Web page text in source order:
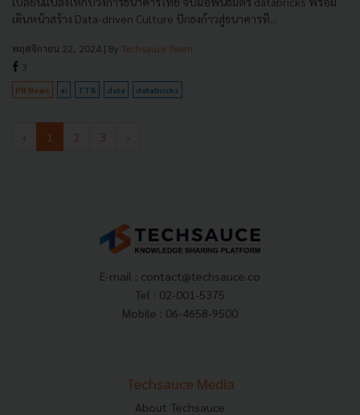
เดินหน้าสร้าง Data-driven Culture ปักธงก้าวสู่ธนาคารที...
พฤศจิกายน 22, 2024 | By Techsauce Team
3
PR News ai TTB data databricks
‹ 1 2 3 ›
E-mail : contact@techsauce.co
Tel : 02-001-5375
Mobile : 06-4658-9500
Techsauce Media
About Techsauce